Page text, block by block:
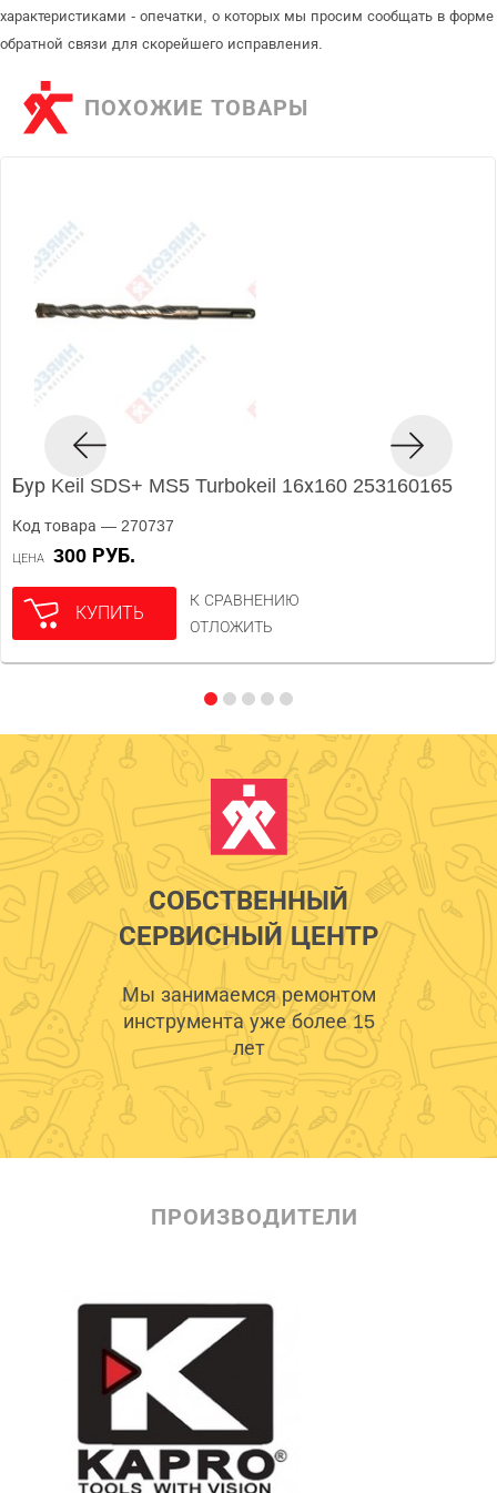
характеристиками - опечатки, о которых мы просим сообщать в форме
обратной связи для скорейшего исправления.
ПОХОЖИЕ ТОВАРЫ
Бур Keil SDS+ MS5 Turbokeil 16х160 253160165
Код товара — 270737
ЦЕНА 300 РУБ.
КУПИТЬ
К СРАВНЕНИЮ
ОТЛОЖИТЬ
СОБСТВЕННЫЙ
СЕРВИСНЫЙ ЦЕНТР
Мы занимаемся ремонтом
инструмента уже более 15
лет
ПРОИЗВОДИТЕЛИ